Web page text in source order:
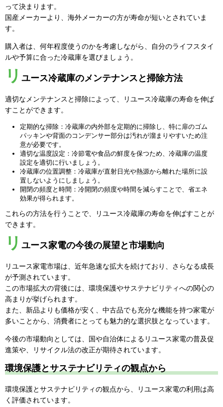
って決まります。
国産メーカーより、海外メーカーの方が寿命が短いとされていま
す。
購入者は、何年程度使うのかを考慮しながら、自分のライフスタイ
ルや予算に合った冷蔵庫を選びましょう。
リ ユース冷蔵庫のメンテナンスと掃除方法
適切なメンテナンスと掃除によって、リユース冷蔵庫の寿命を伸ば
すことができます。
定期的な掃除：冷蔵庫の内外部を定期的に掃除し、特に扉のゴム
パッキンや背面のコンデンサー部分は汚れが溜まりやすいため注
意が必要です。
適切な温度設定：冷節電や食品の鮮度を保つため、冷蔵庫の温度
設定を適切に行いましょう。
冷蔵庫の位置調整：冷蔵庫が直射日光や熱源から離れた場所に設
置しないようにしましょう。
開閉の頻度と時間：冷開閉の頻度や時間を減らすことで、省エネ
効果が得られます。
これらの方法を行うことで、リユース冷蔵庫の寿命を伸ばすことが
できます。
リ ユース家電の今後の展望と市場動向
リユース家電市場は、近年急速な拡大を続けており、さらなる成長
が予測されています。
この市場拡大の背後には、環境保護やサステナビリティへの関心の
高まりが挙げられます。
また、新品よりも価格が安く、中古品でも充分な機能を持つ家電が
多いことから、消費者にとっても魅力的な選択肢となっています。
今後の市場動向としては、国や自治体によるリユース家電の普及促
進策や、リサイクル法の改正が期待されています。
環境保護とサステナビリティの観点から
環境保護とサステナビリティの観点から、リユース家電の利用は高
く評価されています。